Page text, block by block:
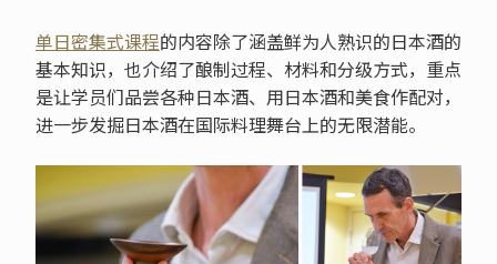
单日密集式课程的内容除了涵盖鲜为人熟识的日本酒的
基本知识，也介绍了酿制过程、材料和分级方式，重点
是让学员们品尝各种日本酒、用日本酒和美食作配对，
进一步发掘日本酒在国际料理舞台上的无限潜能。